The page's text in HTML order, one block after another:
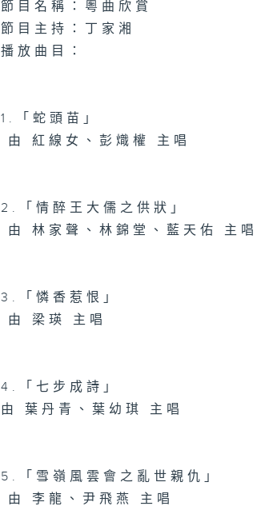
節目名稱：粵曲欣賞
節目主持：丁家湘
播放曲目：
1.「蛇頭苗」
由 紅線女、彭熾權 主唱
2.「情醉王大儒之供狀」
由 林家聲、林錦堂、藍天佑 主唱
3.「憐香惹恨」
由 梁瑛 主唱
4.「七步成詩」
由 葉丹青、葉幼琪 主唱
5.「雪嶺風雲會之亂世親仇」
由 李龍、尹飛燕 主唱